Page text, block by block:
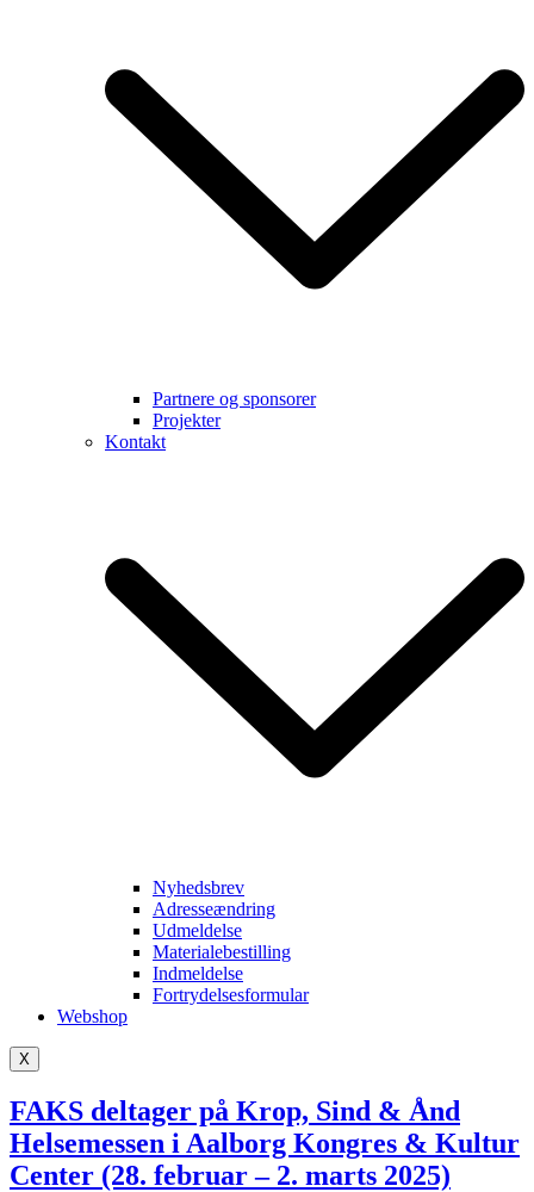
Partnere og sponsorer
Projekter
Kontakt
Nyhedsbrev
Adresseændring
Udmeldelse
Materialebestilling
Indmeldelse
Fortrydelsesformular
Webshop
X
FAKS deltager på Krop, Sind & Ånd
Helsemessen i Aalborg Kongres & Kultur
Center (28. februar – 2. marts 2025)